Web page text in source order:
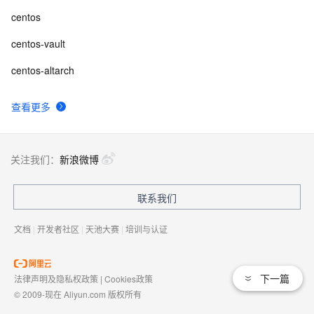
查看更多
centos
centos-vault
centos-altarch
下一篇
关注我们： 新浪微博
联系我们
文档 | 开发者社区 | 天池大赛 | 培训与认证
法律声明及隐私权政策 | Cookies政策
© 2009-现在 Aliyun.com 版权所有